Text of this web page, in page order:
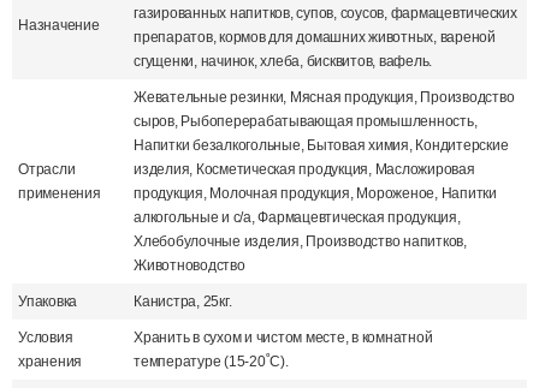
Назначение
газированных напитков, супов, соусов, фармацевтических
препаратов, кормов для домашних животных, вареной
сгущенки, начинок, хлеба, бисквитов, вафель.
Отрасли
применения
Жевательные резинки, Мясная продукция, Производство
сыров, Рыбоперерабатывающая промышленность,
Напитки безалкогольные, Бытовая химия, Кондитерские
изделия, Косметическая продукция, Масложировая
продукция, Молочная продукция, Мороженое, Напитки
алкогольные и с/а, Фармацевтическая продукция,
Хлебобулочные изделия, Производство напитков,
Животноводство
Упаковка Канистра, 25кг.
Условия
хранения
Хранить в сухом и чистом месте, в комнатной
температуре (15-20˚С).